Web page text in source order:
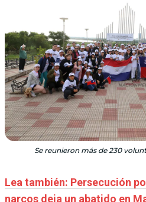
Se reunieron más de 230
Lea también: Persecución
narcos deja un abatido en